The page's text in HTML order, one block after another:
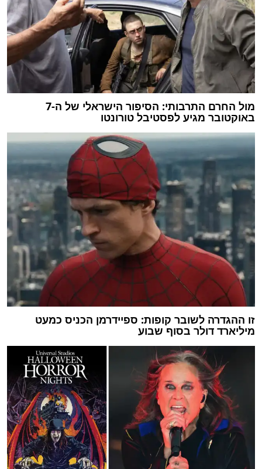
מול החרם התרבותי: הסיפור הישראלי של ה-7
באוקטובר מגיע לפסטיבל טורונטו
זו ההגדרה לשובר קופות: ספיידרמן הכניס כמעט
מיליארד דולר בסוף שבוע